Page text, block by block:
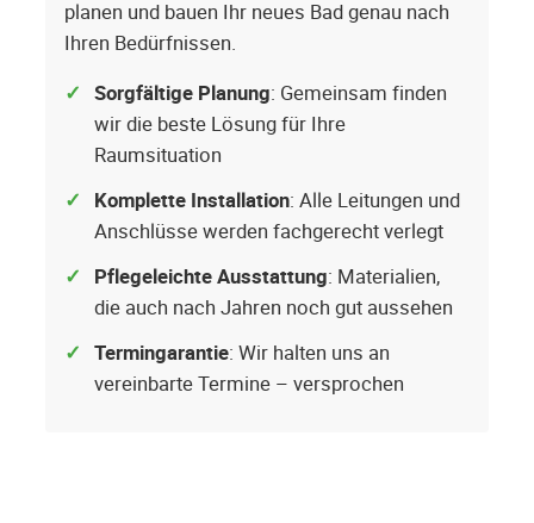
planen und bauen Ihr neues Bad genau nach
Ihren Bedürfnissen.
Sorgfältige Planung: Gemeinsam finden
wir die beste Lösung für Ihre
Raumsituation
Komplette Installation: Alle Leitungen und
Anschlüsse werden fachgerecht verlegt
Pflegeleichte Ausstattung: Materialien,
die auch nach Jahren noch gut aussehen
Termingarantie: Wir halten uns an
vereinbarte Termine – versprochen